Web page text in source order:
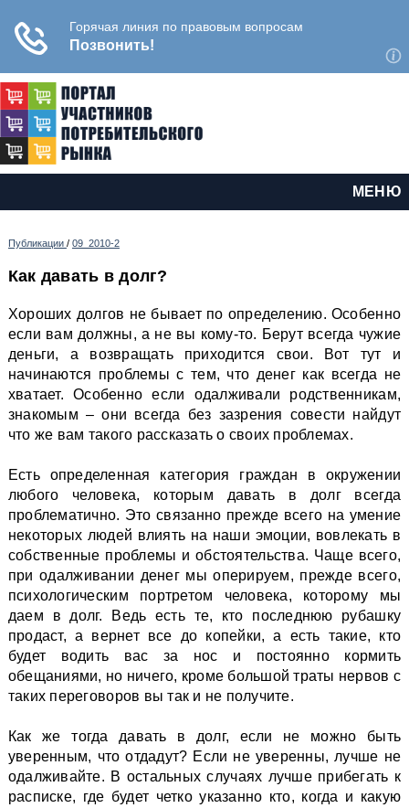
МЕНЮ
Публикации / 09_2010-2
Как давать в долг?
Хороших долгов не бывает по определению. Особенно
если вам должны, а не вы кому-то. Берут всегда чужие
деньги, а возвращать приходится свои. Вот тут и
начинаются проблемы с тем, что денег как всегда не
хватает. Особенно если одалживали родственникам,
знакомым – они всегда без зазрения совести найдут
что же вам такого рассказать о своих проблемах.
Есть определенная категория граждан в окружении
любого человека, которым давать в долг всегда
проблематично. Это связанно прежде всего на умение
некоторых людей влиять на наши эмоции, вовлекать в
собственные проблемы и обстоятельства. Чаще всего,
при одалживании денег мы оперируем, прежде всего,
психологическим портретом человека, которому мы
даем в долг. Ведь есть те, кто последнюю рубашку
продаст, а вернет все до копейки, а есть такие, кто
будет водить вас за нос и постоянно кормить
обещаниями, но ничего, кроме большой траты нервов с
таких переговоров вы так и не получите.
Как же тогда давать в долг, если не можно быть
уверенным, что отдадут? Если не уверенны, лучше не
одалживайте. В остальных случаях лучше прибегать к
расписке, где будет четко указанно кто, когда и какую